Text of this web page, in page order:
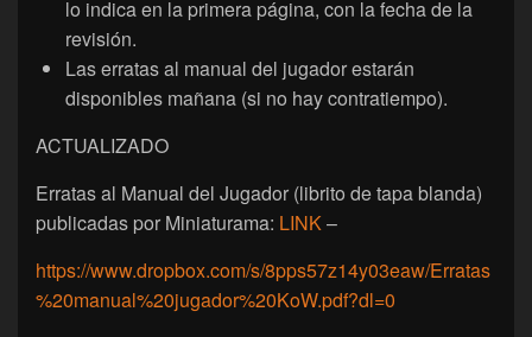
lo indica en la primera página, con la fecha de la
revisión.
Las erratas al manual del jugador estarán
disponibles mañana (si no hay contratiempo).
ACTUALIZADO
Erratas al Manual del Jugador (librito de tapa blanda)
publicadas por Miniaturama: LINK–
https://www.dropbox.com/s/8pps57z14y03eaw/Erratas
%20manual%20jugador%20KoW.pdf?dl=0